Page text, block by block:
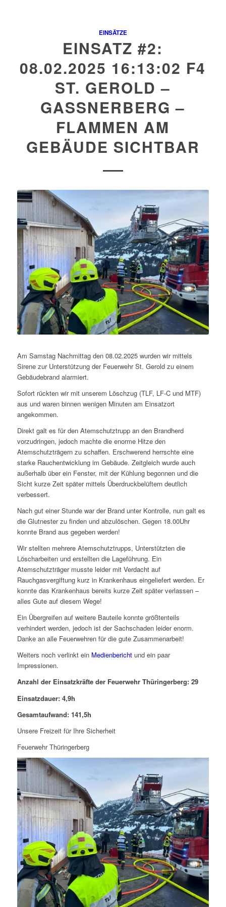
EINSÄTZE
EINSATZ #2:
08.02.2025 16:13:02 F4
ST. GEROLD –
GASSNERBERG –
FLAMMEN AM
GEBÄUDE SICHTBAR
Am Samstag Nachmittag den 08.02.2025 wurden wir mittels
Sirene zur Unterstützung der Feuerwehr St. Gerold zu einem
Gebäudebrand alarmiert.
Sofort rückten wir mit unserem Löschzug (TLF, LF-C und MTF)
aus und waren binnen wenigen Minuten am Einsatzort
angekommen.
Direkt galt es für den Atemschutztrupp an den Brandherd
vorzudringen, jedoch machte die enorme Hitze den
Atemschutzträgern zu schaffen. Erschwerend herrschte eine
starke Rauchentwicklung im Gebäude. Zeitgleich wurde auch
außerhalb über ein Fenster, mit der Kühlung begonnen und die
Sicht kurze Zeit später mittels Überdruckbelüftern deutlich
verbessert.
Nach gut einer Stunde war der Brand unter Kontrolle, nun galt es
die Glutnester zu finden und abzulöschen. Gegen 18.00Uhr
konnte Brand aus gegeben werden!
Wir stellten mehrere Atemschutztrupps, Unterstützten die
Löscharbeiten und erstellten die Lageführung. Ein
Atemschutzträger musste leider mit Verdacht auf
Rauchgasvergiftung kurz in Krankenhaus eingeliefert werden. Er
konnte das Krankenhaus bereits kurze Zeit später verlassen –
alles Gute auf diesem Wege!
Ein Übergreifen auf weitere Bauteile konnte größtenteils
verhindert werden, jedoch ist der Sachschaden leider enorm.
Danke an alle Feuerwehren für die gute Zusammenarbeit!
Weiters noch verlinkt ein Medienberichtund ein paar
Impressionen.
Anzahl der Einsatzkräfte der Feuerwehr Thüringerberg: 29
Einsatzdauer: 4,9h
Gesamtaufwand: 141,5h
Unsere Freizeit für Ihre Sicherheit
Feuerwehr Thüringerberg